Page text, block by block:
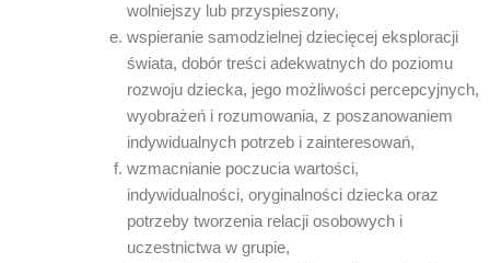
wolniejszy lub przyspieszony,
wspieranie samodzielnej dziecięcej eksploracji
świata, dobór treści adekwatnych do poziomu
rozwoju dziecka, jego możliwości percepcyjnych,
wyobrażeń i rozumowania, z poszanowaniem
indywidualnych potrzeb i zainteresowań,
wzmacnianie poczucia wartości,
indywidualności, oryginalności dziecka oraz
potrzeby tworzenia relacji osobowych i
uczestnictwa w grupie,